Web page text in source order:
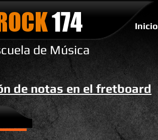
174 Inicio
de Música
de notas en el fretboard